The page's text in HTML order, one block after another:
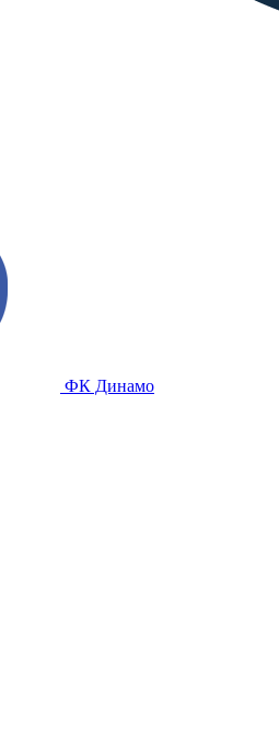
ФК Динамо